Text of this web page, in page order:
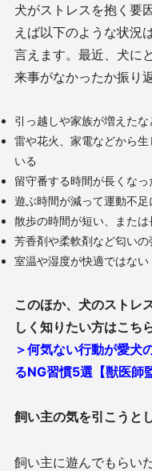
犬がストレスを抱く要
えば以下のような状況
言えます。最近、犬に
来事がなかったか振り
引っ越しや家族が増えた
雷や花火、家電などから
いる
留守番する時間が長くなっ
遊ぶ時間が減って運動不足
散歩の時間が短い、または
芳香剤や柔軟剤など匂いの
室温や湿度が快適ではない
このほか、犬のストレ
しく知りたい方はこち
＞何気ない行動が愛犬
るNG習慣5選【獣医師
飼い主の気を引こうと
飼い主に遊んでもらい